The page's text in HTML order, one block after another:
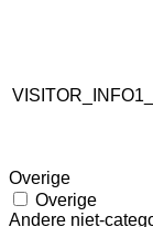
Overige
Overige
Andere niet-